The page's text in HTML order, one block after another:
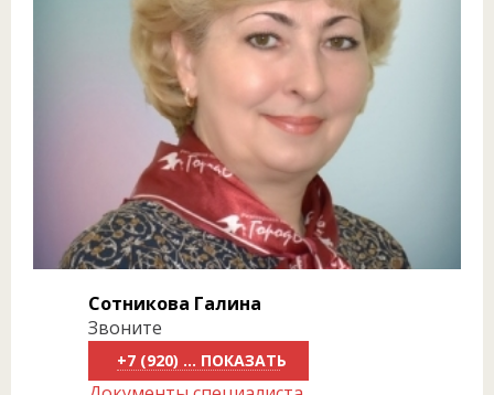
Сотникова Галина
Звоните
+7 (920) 818-81-70